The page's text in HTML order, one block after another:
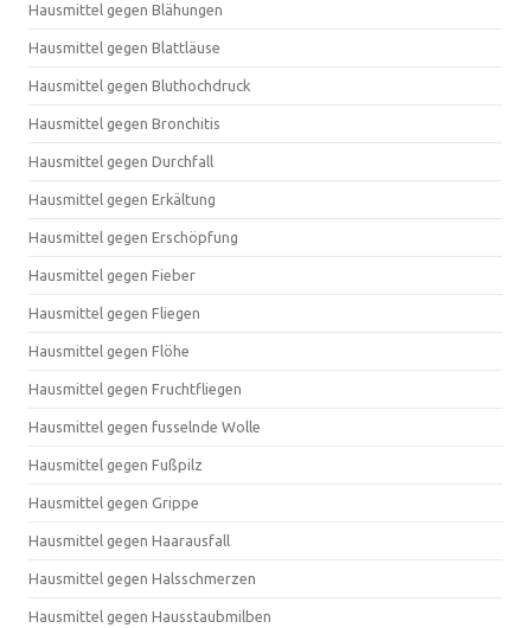
Hausmittel gegen Blähungen
Hausmittel gegen Blattläuse
Hausmittel gegen Bluthochdruck
Hausmittel gegen Bronchitis
Hausmittel gegen Durchfall
Hausmittel gegen Erkältung
Hausmittel gegen Erschöpfung
Hausmittel gegen Fieber
Hausmittel gegen Fliegen
Hausmittel gegen Flöhe
Hausmittel gegen Fruchtfliegen
Hausmittel gegen fusselnde Wolle
Hausmittel gegen Fußpilz
Hausmittel gegen Grippe
Hausmittel gegen Haarausfall
Hausmittel gegen Halsschmerzen
Hausmittel gegen Hausstaubmilben